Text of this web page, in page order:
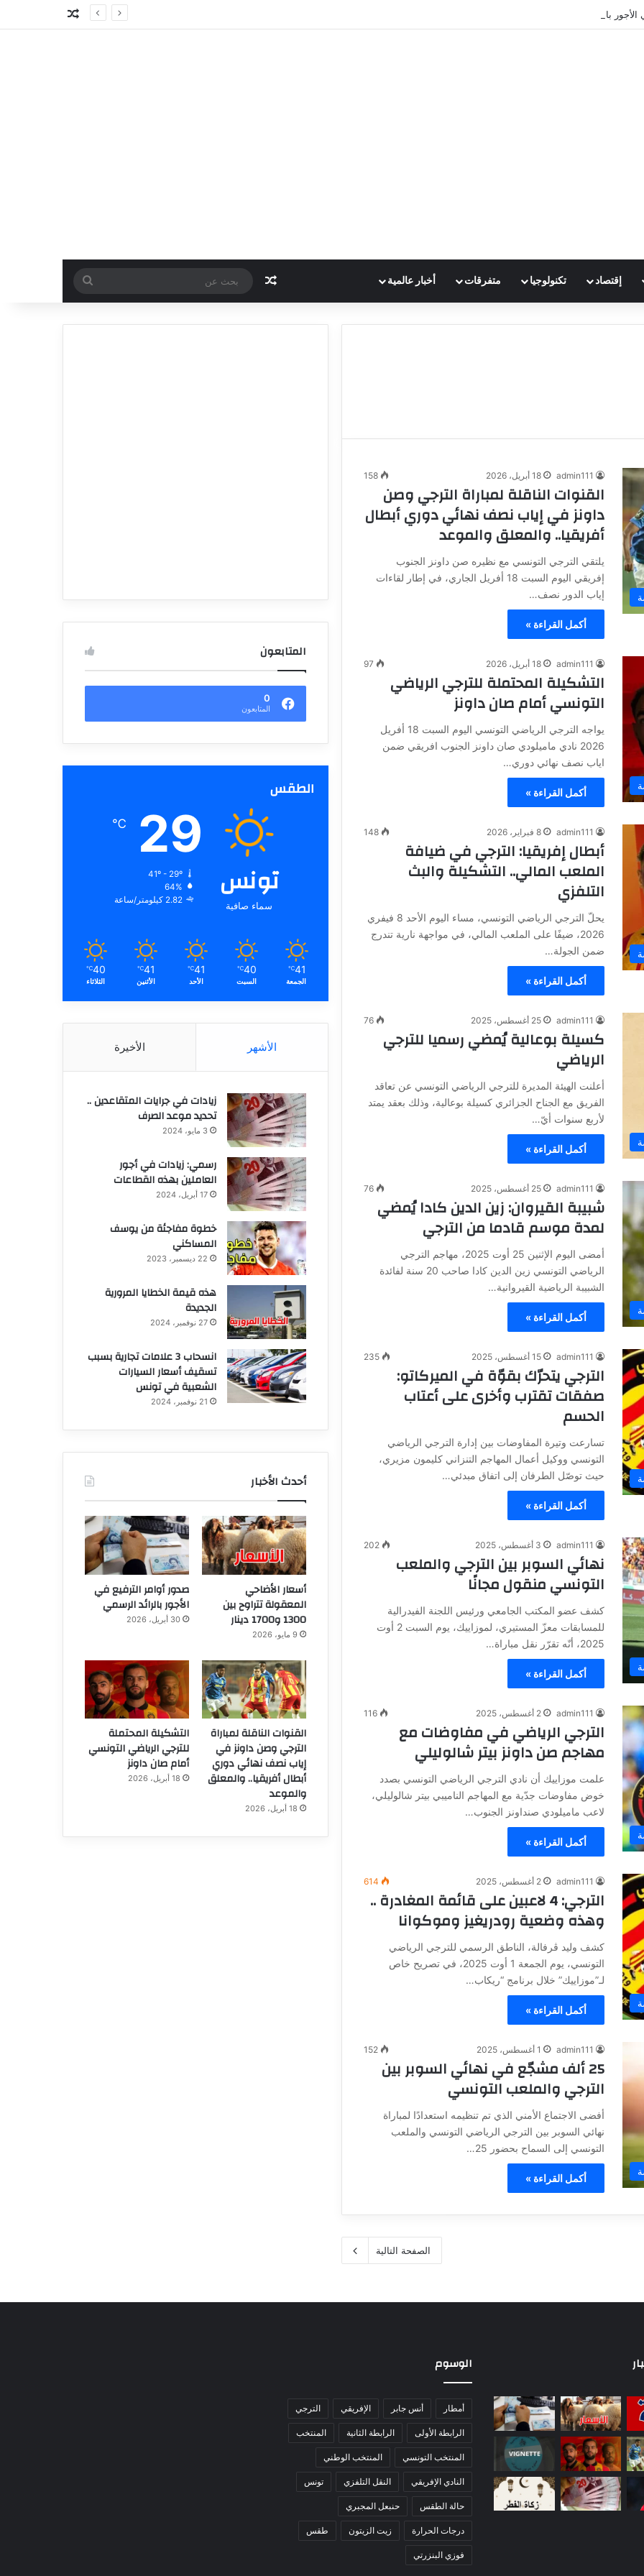
بالرائد الرسمي مقال عشوائي
إقتصاد تكنولوجيا متفرقات أخبار عالمية مقال عشوائي
بحث
عن
admin111 18 أبريل، 2026 158
القنوات الناقلة لمباراة الترجي وصن
داونز في إياب نصف نهائي دوري أبطال
أفريقيا.. والمعلق والموعد
يلتقي الترجي التونسي مع نظيره صن داونز الجنوب
إفريقي اليوم السبت 18 أفريل الجاري، في إطار لقاءات
إياب الدور نصف…
أكمل القراءة »
admin111 18 أبريل، 2026 97
التشكيلة المحتملة للترجي الرياضي
التونسي أمام صان داونز
يواجه الترجي الرياضي التونسي اليوم السبت 18 أفريل
2026 نادي ماميلودي صان داونز الجنوب افريقي ضمن
اياب نصف نهائي دوري…
أكمل القراءة »
admin111 8 فبراير، 2026 148
أبطال إفريقيا: الترجي في ضيافة
الملعب المالي.. التشكيلة والبث
التلفزي
يحلّ الترجي الرياضي التونسي، مساء اليوم الأحد 8 فيفري
2026، ضيفًا على الملعب المالي، في مواجهة نارية تندرج
ضمن الجولة…
أكمل القراءة »
admin111 25 أغسطس، 2025 76
كسيلة بوعالية يُمضي رسميا للترجي
الرياضي
أعلنت الهيئة المديرة للترجي الرياضي التونسي عن تعاقد
الفريق مع الجناح الجزائري كسيلة بوعالية، وذلك بعقد يمتد
لأربع سنوات أيّ…
أكمل القراءة »
admin111 25 أغسطس، 2025 76
شبيبة القيروان: زين الدين كادا يُمضي
لمدة موسم قادما من الترجي
أمضى اليوم الإثنين 25 أوت 2025، مهاجم الترجي
الرياضي التونسي زين الدين كادا صاحب 20 سنة لفائدة
الشبيبة الرياضية القيروانية…
أكمل القراءة »
admin111 15 أغسطس، 2025 235
الترجي يتحرّك بقوّة في الميركاتو:
صفقات تقترب وأخرى على أعتاب
الحسم
تسارعت وتيرة المفاوضات بين إدارة الترجي الرياضي
التونسي ووكيل أعمال المهاجم التنزاني كليمون مزيري،
حيث توصّل الطرفان إلى اتفاق مبدئي…
أكمل القراءة »
admin111 3 أغسطس، 2025 202
نهائي السوبر بين الترجي والملعب
التونسي منقول مجانًا
كشف عضو المكتب الجامعي ورئيس اللجنة الفيدرالية
للمسابقات معزّ المستيري، لموزاييك، يوم السبت 2 أوت
2025، أنّه تقرّر نقل مباراة…
أكمل القراءة »
admin111 2 أغسطس، 2025 116
الترجي الرياضي في مفاوضات مع
مهاجم صن داونز بيتر شالوليلي
علمت موزاييك أن نادي الترجي الرياضي التونسي بصدد
خوض مفاوضات جدّية مع المهاجم الناميبي بيتر شالوليلي،
لاعب ماميلودي صنداونز الجنوب…
أكمل القراءة »
admin111 2 أغسطس، 2025 614
الترجي: 4 لاعبين على قائمة المغادرة ..
وهذه وضعية رودريغيز وموكوانا
كشف وليد ڤرفالة، الناطق الرسمي للترجي الرياضي
التونسي، يوم الجمعة 1 أوت 2025، في تصريح خاص
لـ”موزاييك” خلال برنامج “ريكاب…
أكمل القراءة »
admin111 1 أغسطس، 2025 152
25 ألف مشجّع في نهائي السوبر بين
الترجي والملعب التونسي
أفضى الاجتماع الأمني الذي تم تنظيمه استعدادًا لمباراة
نهائي السوبر بين الترجي الرياضي التونسي والملعب
التونسي إلى السماح بحضور 25…
أكمل القراءة »
الصفحة التالية
المتابعون
0
المتابعون
الطقس
تونس
سماء صافية
29
℃
41º - 29º
64%
2.82 كيلومتر/ساعة
41
℃
الجمعة
40
℃
السبت
41
℃
الأحد
41
℃
الأثنين
40
℃
الثلاثاء
الأشهر الأخيرة
زيادات في جرايات المتقاعدين ..
تحديد موعد الصرف
3 مايو، 2024
رسمي: زيادات في أجور
العاملين بهذه القطاعات
17 أبريل، 2024
خطوة مفاجئة من يوسف
المساكني
22 ديسمبر، 2023
هذه قيمة الخطايا المرورية
الجديدة
27 نوفمبر، 2024
انسحاب 3 علامات تجارية بسبب
تسقيف أسعار السيارات
الشعبية في تونس
21 نوفمبر، 2024
أحدث الأخبار
أسعار الأضاحي
المعقولة تتراوح بين
1300 و1700 دينار
9 مايو، 2026
صدور أوامر الترفيع في
الأجور بالرائد الرسمي
30 أبريل، 2026
القنوات الناقلة لمباراة
الترجي وصن داونز في
إياب نصف نهائي دوري
أبطال أفريقيا.. والمعلق
والموعد
18 أبريل، 2026
التشكيلة المحتملة
للترجي الرياضي التونسي
أمام صان داونز
18 أبريل، 2026
الوسوم
أمطار أنس جابر الإفريقي الترجي
الرابطة الأولى الرابطة الثانية المنتخب
المنتخب التونسي المنتخب الوطني
النادي الإفريقي النقل التلفزي تونس
حالة الطقس حنبعل المجبري
درجات الحرارة زيت الزيتون طقس
فوزي البنزرتي